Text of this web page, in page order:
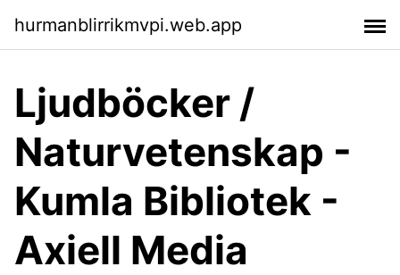
hurmanblirrikmvpi.web.app
Ljudböcker /
Naturvetenskap -
Kumla Bibliotek -
Axiell Media